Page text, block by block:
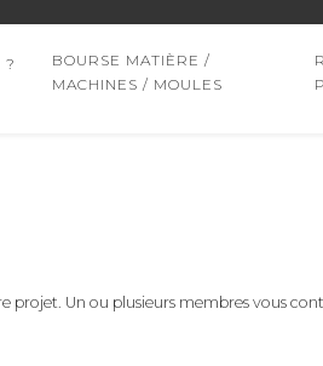
?
BOURSE MATIÈRE /
MACHINES / MOULES
projet. Un ou plusieurs membres vous